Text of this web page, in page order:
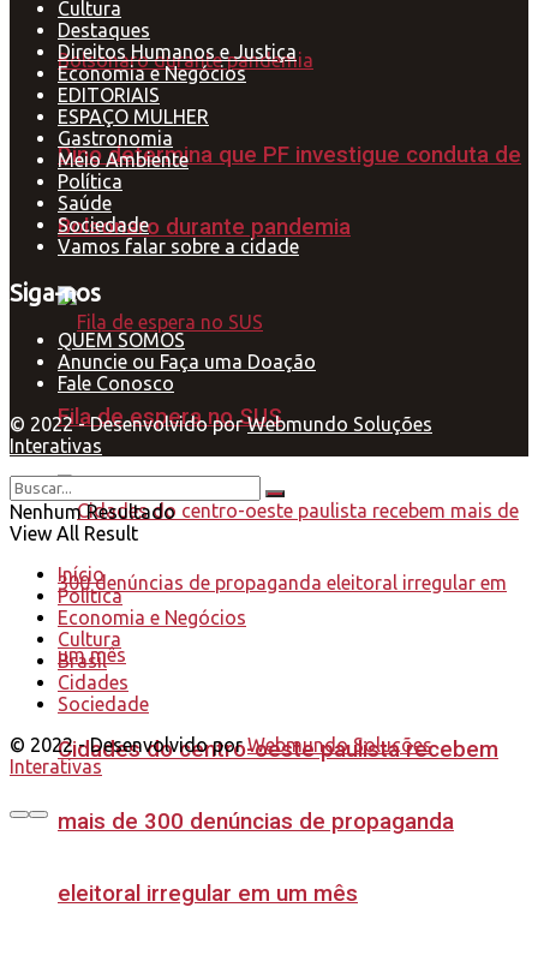
Dino determina que PF investigue conduta de
Bolsonaro durante pandemia
Fila de espera no SUS
Cidades do centro-oeste paulista recebem
mais de 300 denúncias de propaganda
eleitoral irregular em um mês
Cultura
Destaques
Direitos Humanos e Justiça
Economia e Negócios
EDITORIAIS
ESPAÇO MULHER
Gastronomia
Meio Ambiente
Política
Saúde
Sociedade
Vamos falar sobre a cidade
Siga-nos
QUEM SOMOS
Anuncie ou Faça uma Doação
Fale Conosco
© 2022 - Desenvolvido porWebmundo Soluções
Interativas
Nenhum Resultado
View All Result
Início
Política
Economia e Negócios
Cultura
Brasil
Cidades
Sociedade
© 2022 - Desenvolvido porWebmundo Soluções
Interativas